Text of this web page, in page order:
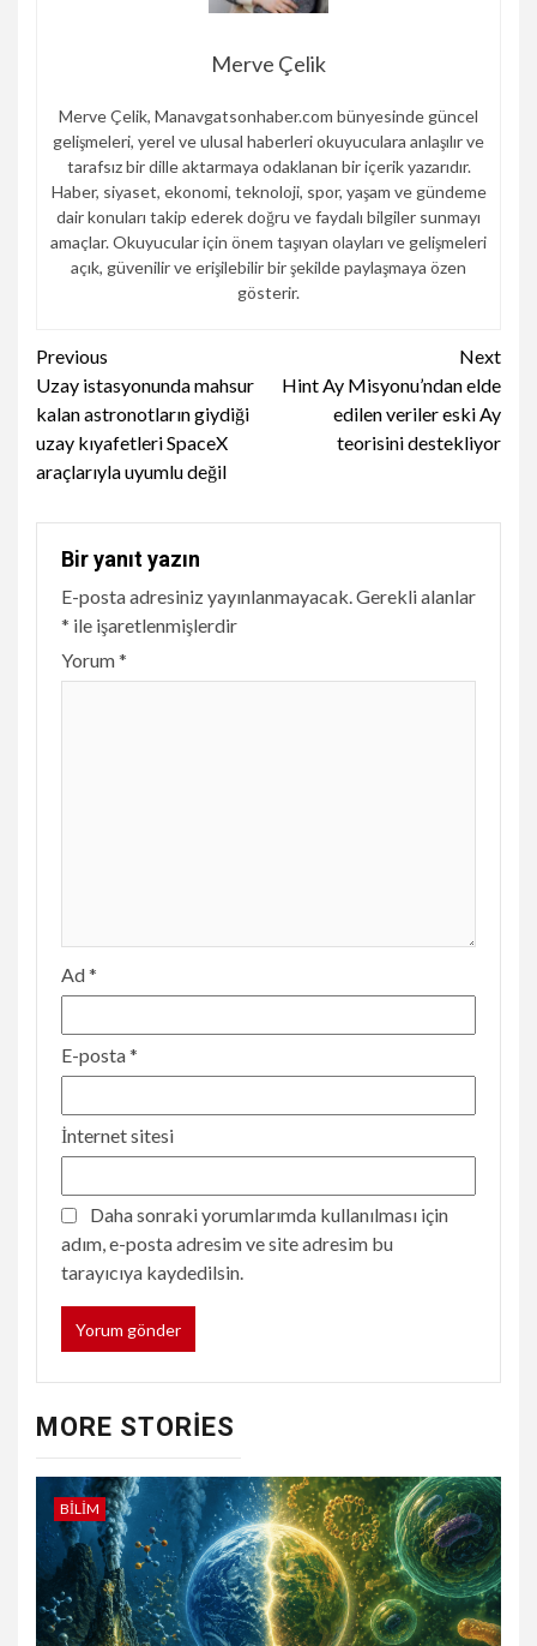
Merve Çelik
Merve Çelik, Manavgatsonhaber.com bünyesinde güncel
gelişmeleri, yerel ve ulusal haberleri okuyuculara anlaşılır ve
tarafsız bir dille aktarmaya odaklanan bir içerik yazarıdır.
Haber, siyaset, ekonomi, teknoloji, spor, yaşam ve gündeme
dair konuları takip ederek doğru ve faydalı bilgiler sunmayı
amaçlar. Okuyucular için önem taşıyan olayları ve gelişmeleri
açık, güvenilir ve erişilebilir bir şekilde paylaşmaya özen
gösterir.
Continue
Reading
Previous
Uzay istasyonunda mahsur
kalan astronotların giydiği
uzay kıyafetleri SpaceX
araçlarıyla uyumlu değil
Next
Hint Ay Misyonu’ndan elde
edilen veriler eski Ay
teorisini destekliyor
Bir yanıt yazın
E-posta adresiniz yayınlanmayacak.Gerekli alanlar
* ile işaretlenmişlerdir
Yorum*
Ad*
E-posta*
İnternet sitesi
Daha sonraki yorumlarımda kullanılması için
adım, e-posta adresim ve site adresim bu
tarayıcıya kaydedilsin.
MORE STORIES
BILIM